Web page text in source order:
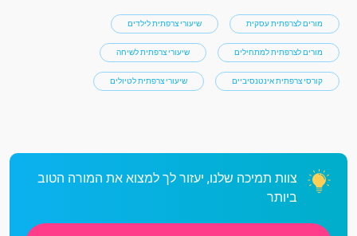
מורים לצרפתית עסקית שיעורי צרפתית לילדים
מורים לצרפתית למתחילים שיעורי צרפתית לשיחה
קורסי צרפתית אינטנסיביים שיעורי צרפתית לטיולים
צוות תמיכה שלנו, יעזור לך למצוא את המורה הטוב
ביותר